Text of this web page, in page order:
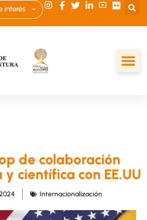
interés
de colaboración
científica con EE.UU
Internacionalización